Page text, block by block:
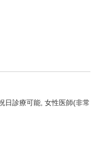
日診療可能 女性医師(非常